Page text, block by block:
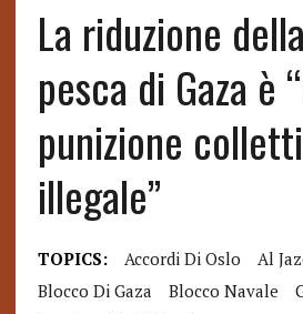
La riduzione
pesca di Gaza è
punizione
illegale”
TOPICS: Accordi Di Oslo
Al
Blocco Di Gaza
Blocco Navale